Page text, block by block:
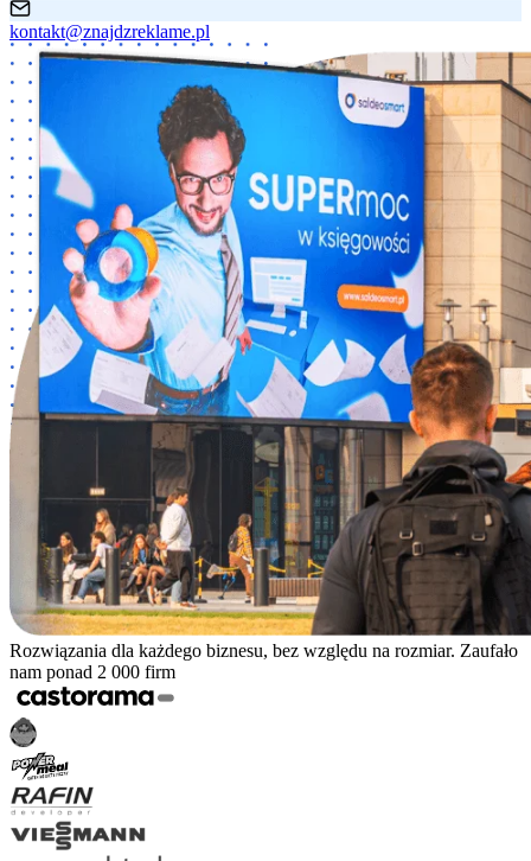
kontakt@znajdzreklame.pl
Rozwiązania dla każdego biznesu, bez względu na rozmiar. Zaufało
nam ponad 2 000 firm